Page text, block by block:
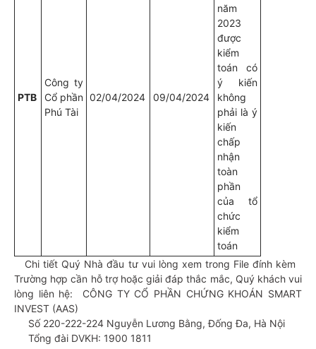
PTB
Công ty
Cổ phần
Phú Tài
02/04/2024 09/04/2024
năm
2023
được
kiểm
toán có
ý kiến
không
phải là ý
kiến
chấp
nhận
toàn
phần
của tổ
chức
kiểm
toán
Chi tiết Quý Nhà đầu tư vui lòng xem trong File đính kèm
Trường hợp cần hỗ trợ hoặc giải đáp thắc mắc, Quý khách vui
lòng liên hệ:
CÔNG TY CỔ PHẦN CHỨNG KHOÁN SMART
INVEST (AAS)
Số 220-222-224 Nguyễn Lương Bằng, Đống Đa, Hà Nội
Tổng đài DVKH: 1900 1811